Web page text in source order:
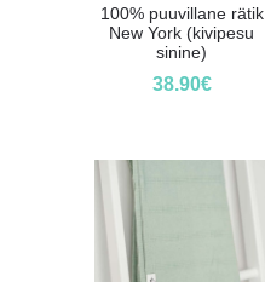
100% puuvillane rätik
New York (kivipesu
sinine)
38.90€